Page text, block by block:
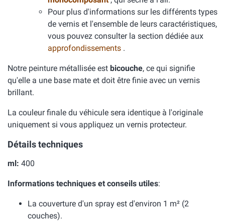
Pour plus d'informations sur les différents types
de vernis et l'ensemble de leurs caractéristiques,
vous pouvez consulter la section dédiée aux
approfondissements .
Notre peinture métallisée est bicouche, ce qui signifie
qu'elle a une base mate et doit être finie avec un vernis
brillant.
La couleur finale du véhicule sera identique à l'originale
uniquement si vous appliquez un vernis protecteur.
Détails techniques
ml: 400
Informations techniques et conseils utiles:
La couverture d'un spray est d'environ 1 m² (2
couches).